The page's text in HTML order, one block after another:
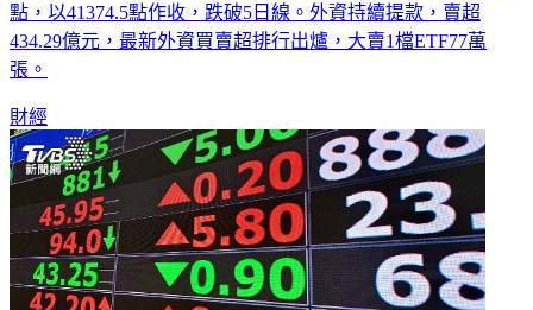
點，以41374.5點作收，跌破5日線。外資持續提款，賣超
434.29億元，最新外資買賣超排行出爐，大賣1檔ETF77萬
張。
財經